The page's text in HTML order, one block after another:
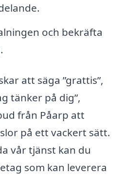
och bekräfta
att säga ”grattis”,
tänker på dig”,
från Påarp att
på ett vackert sätt.
vår tjänst kan du
som kan leverera